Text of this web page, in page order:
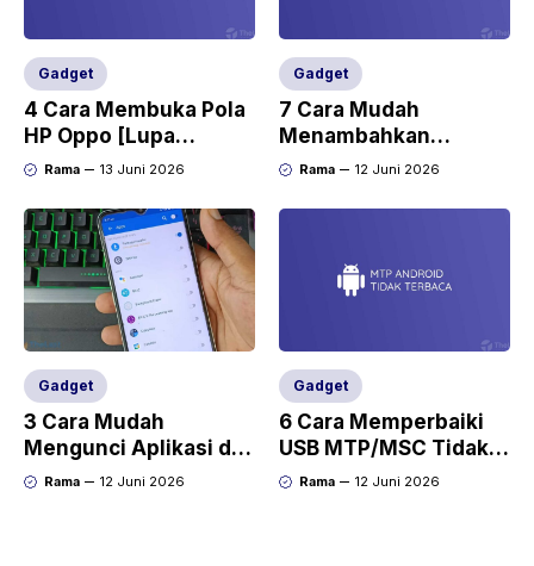
Gadget
4 Cara Membuka Pola
HP Oppo [Lupa
Password dan PIN]
Rama 13 Juni 2026
Gadget
7 Cara Mudah
Menambahkan
Kapasitas RAM di HP
Rama 12 Juni 2026
Gadget
3 Cara Mudah
Mengunci Aplikasi di
HP Realme C35 Data
Rama 12 Juni 2026
Gadget
6 Cara Memperbaiki
USB MTP/MSC Tidak
Terbaca dan Muncul di
Rama 12 Juni 2026